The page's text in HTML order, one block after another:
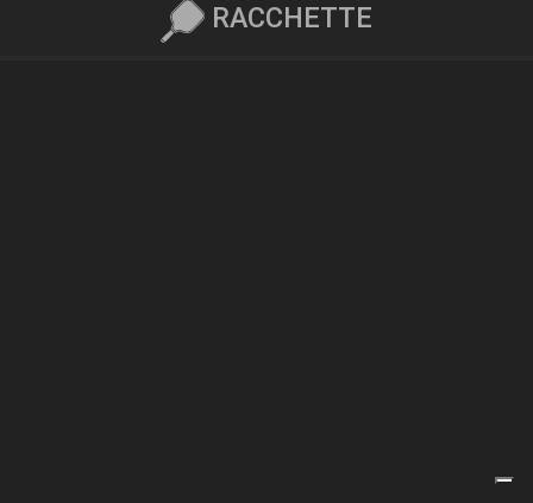
RACCHETTE